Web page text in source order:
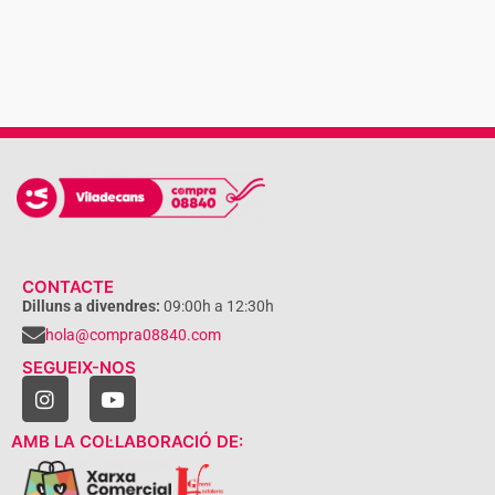
CONTACTE
Dilluns a divendres: 09:00h a 12:30h
hola@compra08840.com
SEGUEIX-NOS
AMB LA COL·LABORACIÓ DE: